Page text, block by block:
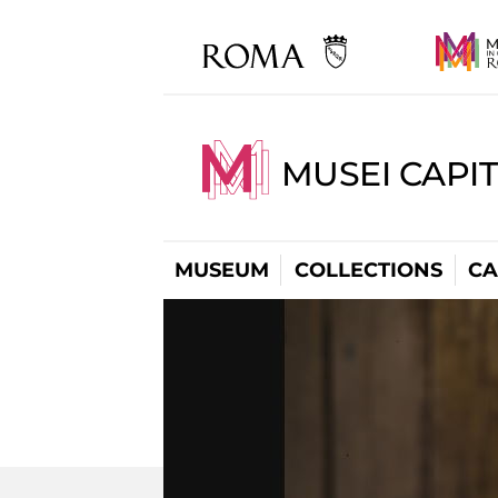
MUSEI
MUSEUM COLLECTIONS